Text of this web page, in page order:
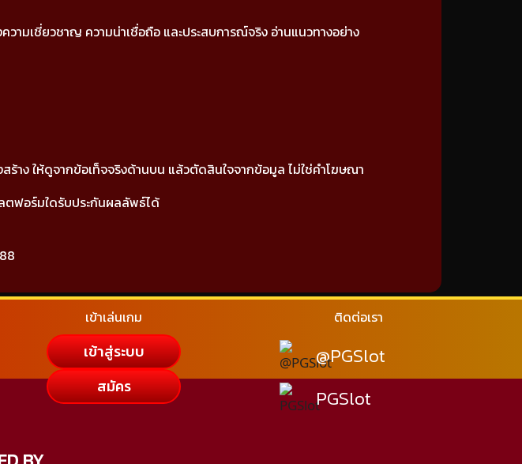
มเชี่ยวชาญ ความน่าเชื่อถือ และประสบการณ์จริง อ่านแนวทางอย่าง
ร้าง ให้ดูจากข้อเท็จจริงด้านบน แล้วตัดสินใจจากข้อมูล ไม่ใช่คำโฆษณา
ตฟอร์มใดรับประกันผลลัพธ์ได้
เข้าเล่นเกม
เข้าสู่ระบบ
สมัคร
ติดต่อเรา
@PGSlot
PGSlot